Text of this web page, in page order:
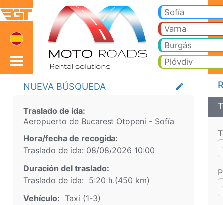
Aeropuerto de
Bulgaria
Sofía
Varna
Burgás
Plóvdiv
NUEVA BÚSQUEDA create
Traslado de ida:
Aeropuerto de Bucarest Otopeni - Sofía
Hora/fecha de recogida:
Traslado de ida: 08/08/2026 10:00
Duración del traslado:
Traslado de ida: 5:20 h.(450 km)
Vehículo: Taxi (1-3)